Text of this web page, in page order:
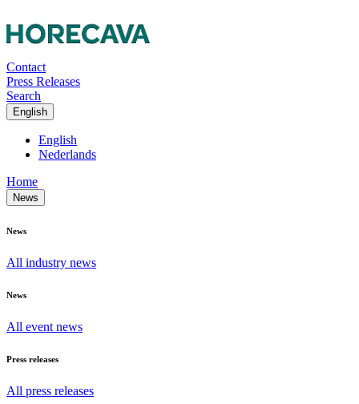
Contact
Press Releases
Search
English
English
Nederlands
Home
News
News
All industry news
News
All event news
Press releases
All press releases